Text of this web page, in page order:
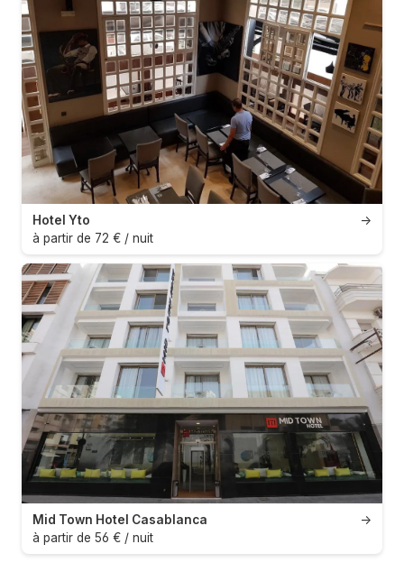
→
Hotel Yto
à partir de 72 € / nuit
→
Mid Town Hotel Casablanca
à partir de 56 € / nuit